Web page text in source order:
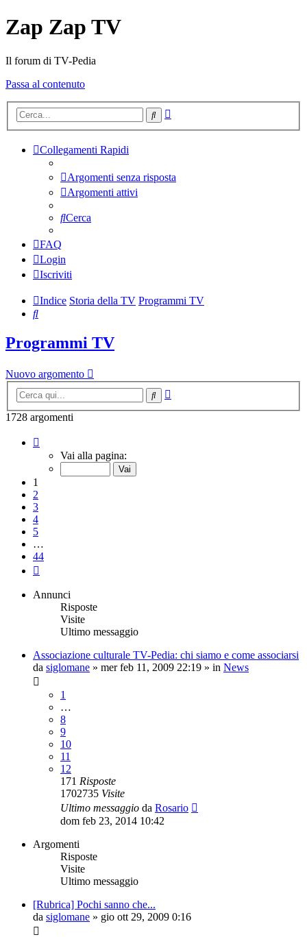
Zap Zap TV
Il forum di TV-Pedia
Passa al contenuto
Cerca
Collegamenti Rapidi
Argomenti senza risposta
Argomenti attivi
Cerca
FAQ
Login
Iscriviti
Indice Storia della TV Programmi TV
Cerca
Programmi TV
Nuovo argomento
Cerca
1728 argomenti
Vai alla pagina:
1
2
3
4
5
…
44
Annunci
Risposte
Visite
Ultimo messaggio
Associazione culturale TV-Pedia: chi siamo e come associarsi
da siglomane » mer feb 11, 2009 22:19 » in News
1
…
8
9
10
11
12
171 Risposte
1702735 Visite
Ultimo messaggio da Rosario
dom feb 23, 2014 10:42
Argomenti
Risposte
Visite
Ultimo messaggio
[Rubrica] Pochi sanno che...
da siglomane » gio ott 29, 2009 0:16